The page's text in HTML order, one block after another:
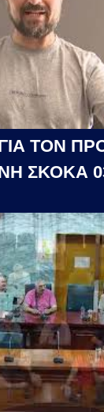
ΤΟΝ
ΣΚΟΚΑ